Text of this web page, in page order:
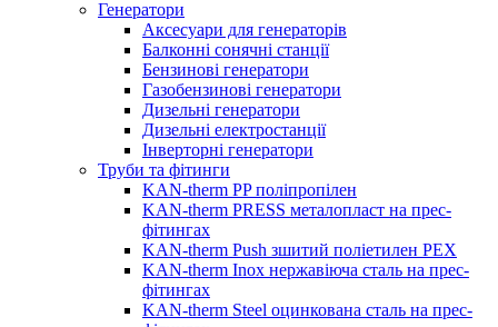
Генератори
Аксесуари для генераторів
Балконні сонячні станції
Бензинові генератори
Газобензинові генератори
Дизельні генератори
Дизельні електростанції
Інверторні генератори
Труби та фітинги
KAN-therm PP поліпропілен
KAN-therm PRESS металопласт на прес-
фітингах
KAN-therm Push зшитий поліетилен PEX
KAN-therm Inox нержавіюча сталь на прес-
фітингах
KAN-therm Steel оцинкована сталь на прес-